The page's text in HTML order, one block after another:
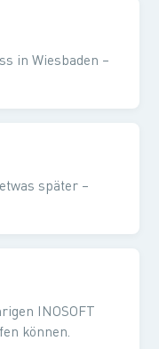
in Wiesbaden –
später –
INOSOFT
können.